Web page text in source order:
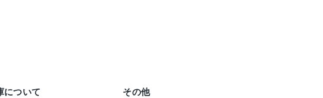
について その他